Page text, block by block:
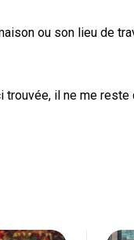
ou son lieu de
il ne me reste